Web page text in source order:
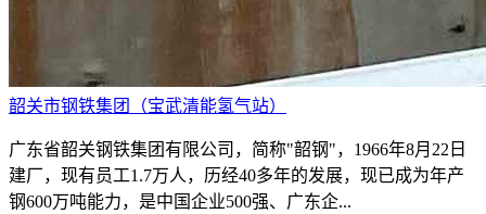
韶关市钢铁集团（宝武清能氢气站）
广东省韶关钢铁集团有限公司，简称"韶钢"，1966年8月22日
建厂，现有员工1.7万人，历经40多年的发展，现已成为年产
钢600万吨能力，是中国企业500强、广东企...